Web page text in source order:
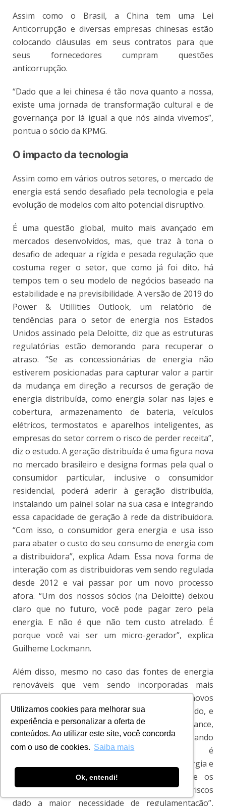
Utilizamos cookies para melhorar sua
experiência e personalizar a oferta de
conteúdos. Ao utilizar este site, você concorda
com o uso de cookies. Saiba mais
Ok, entendi!
Assim como o Brasil, a China tem uma Lei
Anticorrupção e diversas empresas chinesas estão
colocando cláusulas em seus contratos para que
seus fornecedores cumpram questões
anticorrupção.
“Dado que a lei chinesa é tão nova quanto a nossa,
existe uma jornada de transformação cultural e de
governança por lá igual a que nós ainda vivemos”,
pontua o sócio da KPMG.
O impacto da tecnologia
Assim como em vários outros setores, o mercado de
energia está sendo desafiado pela tecnologia e pela
evolução de modelos com alto potencial disruptivo.
É uma questão global, muito mais avançado em
mercados desenvolvidos, mas, que traz à tona o
desafio de adequar a rígida e pesada regulação que
costuma reger o setor, que como já foi dito, há
tempos tem o seu modelo de negócios baseado na
estabilidade e na previsibilidade. A versão de 2019 do
Power & Utillities Outlook, um relatório de
tendências para o setor de energia nos Estados
Unidos assinado pela Deloitte, diz que as estruturas
regulatórias estão demorando para recuperar o
atraso. “Se as concessionárias de energia não
estiverem posicionadas para capturar valor a partir
da mudança em direção a recursos de geração de
energia distribuída, como energia solar nas lajes e
cobertura, armazenamento de bateria, veículos
elétricos, termostatos e aparelhos inteligentes, as
empresas do setor correm o risco de perder receita”,
diz o estudo. A geração distribuída é uma figura nova
no mercado brasileiro e designa formas pela qual o
consumidor particular, inclusive o consumidor
residencial, poderá aderir à geração distribuída,
instalando um painel solar na sua casa e integrando
essa capacidade de geração à rede da distribuidora.
“Com isso, o consumidor gera energia e usa isso
para abater o custo do seu consumo de energia com
a distribuidora”, explica Adam. Essa nova forma de
interação com as distribuidoras vem sendo regulada
desde 2012 e vai passar por um novo processo
afora. “Um dos nossos sócios (na Deloitte) deixou
claro que no futuro, você pode pagar zero pela
energia. E não é que não tem custo atrelado. É
porque você vai ser um micro-gerador”, explica
Guilheme Lockmann.
Além disso, mesmo no caso das fontes de energia
renováveis que vem sendo incorporadas mais
recentemente à matriz elétrica do País, trazem novos
desafios regulatórios para o Estado e o mercado, e
consequentemente, novos desafios de Compliance,
uma vez que o número de novos atores participando
desses mercados relativamente novos é
considerável. “O avanço de novas fontes de energia e
o crescente aumento destas relações entre os
agentes do setor podem resultar em mais riscos
dado a maior necessidade de regulamentação”,